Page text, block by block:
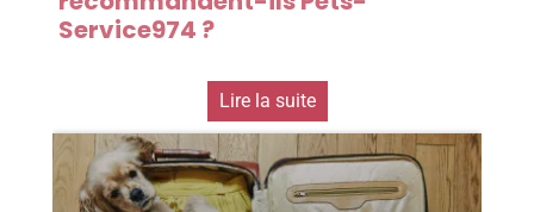
Service974 ?
Lire la suite